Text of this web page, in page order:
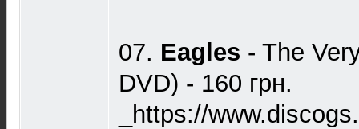
07. Eagles - The
DVD) - 160 грн.
_https://